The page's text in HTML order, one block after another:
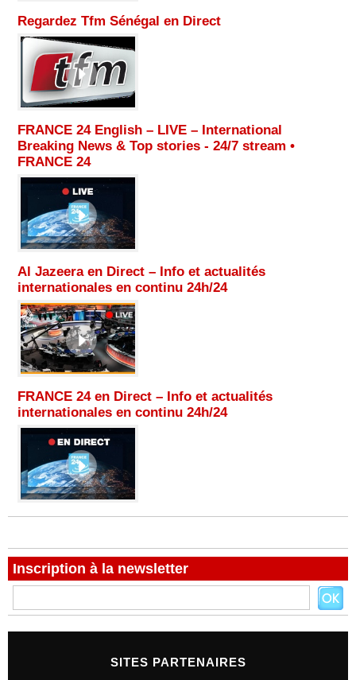
Regardez Tfm Sénégal en Direct
FRANCE 24 English – LIVE – International
Breaking News & Top stories - 24/7 stream •
FRANCE 24
Al Jazeera en Direct – Info et actualités
internationales en continu 24h/24
FRANCE 24 en Direct – Info et actualités
internationales en continu 24h/24
Inscription à la newsletter
SITES PARTENAIRES